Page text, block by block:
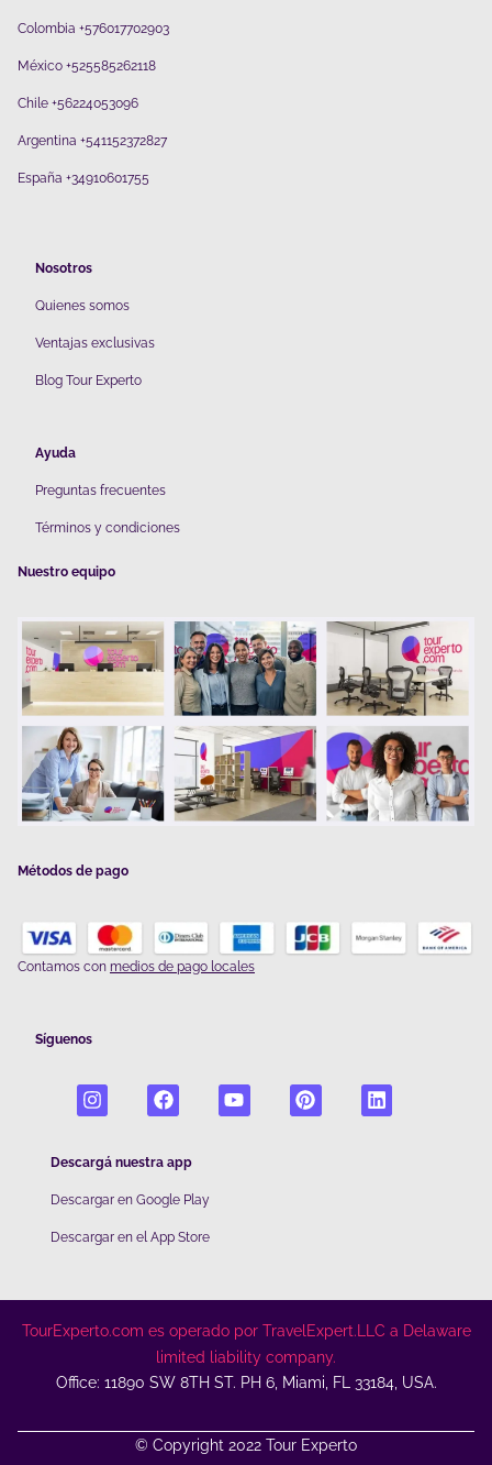
Colombia +576017702903
México +525585262118
Chile +56224053096
Argentina +541152372827
España +34910601755
Nosotros
Quienes somos
Ventajas exclusivas
Blog Tour Experto
Ayuda
Preguntas frecuentes
Términos y condiciones
Nuestro equipo
Métodos de pago
Contamos con medios de pago locales
Síguenos
Descargá nuestra app
Descargar en Google Play
Descargar en el App Store
TourExperto.com es operado por TravelExpert.LLC a Delaware
limited liability company.
Office: 11890 SW 8TH ST. PH 6, Miami, FL 33184, USA.
© Copyright 2022 Tour Experto